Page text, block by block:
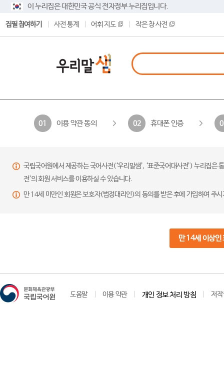
이 누리집은 대한민국 공식 전자정부 누리집입니다.
집필 참여하기 사전 통계 어휘 지도 작은 창 사전
01 이용 약관 동의 02 휴대폰 인증
국립국어원에서 제공하는 국어사전(‘우리말샘’, ‘표준국어대사전’) 누리집
전’의 회원 서비스를 이용하실 수 있습니다.
만 14세 미만인 회원은 보호자(법정대리인)의 동의를 받은 후에 가입하여 주
만 14세 이상인
도움말 이용 약관 개인 정보 처리 방침 저